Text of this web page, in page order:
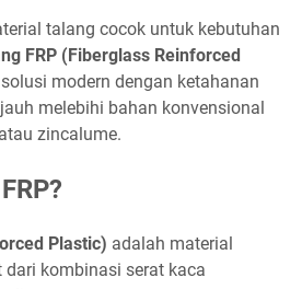
talang cocok untuk kebutuhan
FRP (Fiberglass Reinforced
modern dengan ketahanan
melebihi bahan konvensional
zincalume.
Plastic) adalah material
kombinasi serat kaca